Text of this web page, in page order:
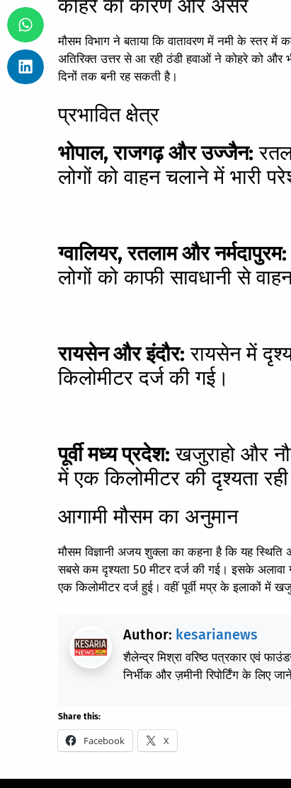
कोहरे का कारण और असर
मौसम विभाग ने बताया कि वातावरण में नमी के स्तर
अतिरिक्त उत्तर से आ रही ठंडी हवाओं ने कोहरे को और
दिनों तक बनी रह सकती है।
प्रभावित क्षेत्र
भोपाल, राजगढ़ और उज्जैन:
लोगों को वाहन चलाने में भारी
ग्वालियर, रतलाम और नर्मदापुरम:
लोगों को काफी सावधानी से
रायसेन और इंदौर: रायसेन में
किलोमीटर दर्ज की गई।
पूर्वी मध्य प्रदेश: खजुराहो और
में एक किलोमीटर की दृश्यता
आगामी मौसम का अनुमान
मौसम विज्ञानी अजय शुक्ला का कहना है कि यह
सबसे कम दृश्यता 50 मीटर दर्ज की गई। इसके अलावा
एक किलोमीटर दर्ज हुई। वहीं पूर्वी मप्र के इलाकों में
Author: kesarianews
शैलेन्द्र मिश्रा वरिष्ठ पत्रकार एवं
निर्भीक और ज़मीनी रिपोर्टिंग के लिए
Share this:
Facebook X